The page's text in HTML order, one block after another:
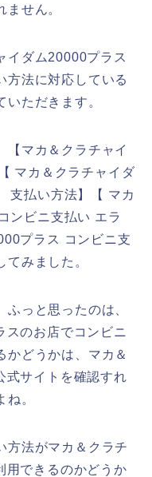
せん。
イダム20000プラス
方法に対応している
ただきます。
【マカ＆クラチャイ
マカ＆クラチャイダ
支払い方法】【 マカ
ンビニ支払い エラ
プラス コンビニ支
みました。
っと思ったのは、
スのお店でコンビニ
かどうかは、マカ＆
式サイトを確認すれ
。
方法がマカ＆クラチ
用できるのかどうか